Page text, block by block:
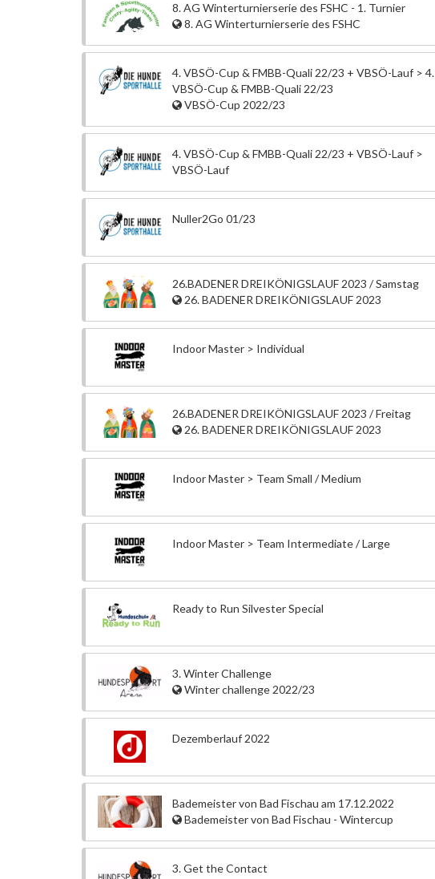
8. AG Winterturnierserie des FSHC - 1. Turnier
8. AG Winterturnierserie des FSHC
4. VBSÖ-Cup & FMBB-Quali 22/23 + VBSÖ-Lauf > 4.
VBSÖ-Cup & FMBB-Quali 22/23
VBSÖ-Cup 2022/23
4. VBSÖ-Cup & FMBB-Quali 22/23 + VBSÖ-Lauf >
VBSÖ-Lauf
Nuller2Go 01/23
26.BADENER DREIKÖNIGSLAUF 2023 / Samstag
26. BADENER DREIKÖNIGSLAUF 2023
Indoor Master > Individual
26.BADENER DREIKÖNIGSLAUF 2023 / Freitag
26. BADENER DREIKÖNIGSLAUF 2023
Indoor Master > Team Small / Medium
Indoor Master > Team Intermediate / Large
Ready to Run Silvester Special
3. Winter Challenge
Winter challenge 2022/23
Dezemberlauf 2022
Bademeister von Bad Fischau am 17.12.2022
Bademeister von Bad Fischau - Wintercup
3. Get the Contact